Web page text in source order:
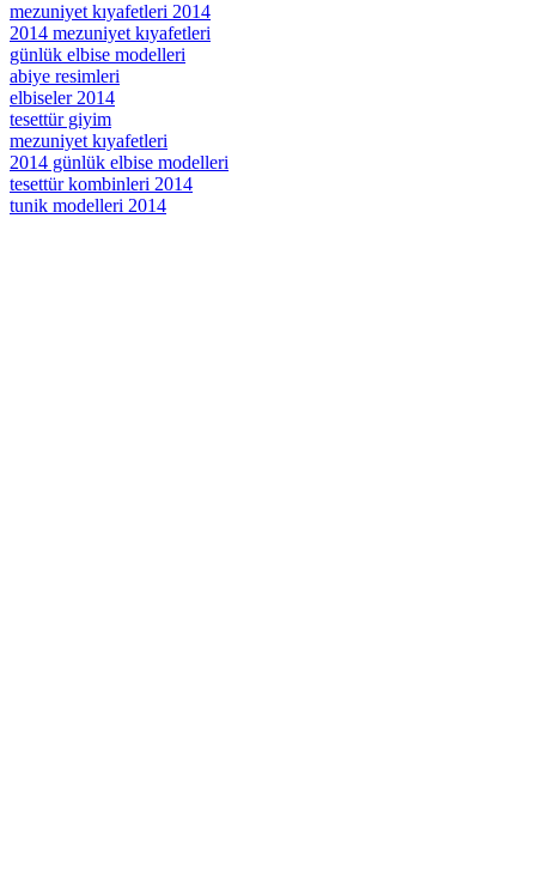
mezuniyet kıyafetleri 2014
2014 mezuniyet kıyafetleri
günlük elbise modelleri
abiye resimleri
elbiseler 2014
tesettür giyim
mezuniyet kıyafetleri
2014 günlük elbise modelleri
tesettür kombinleri 2014
tunik modelleri 2014